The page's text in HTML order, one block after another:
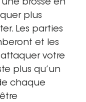
brosse en
plus
. Les parties
et les
votre
plus qu’un
chaque